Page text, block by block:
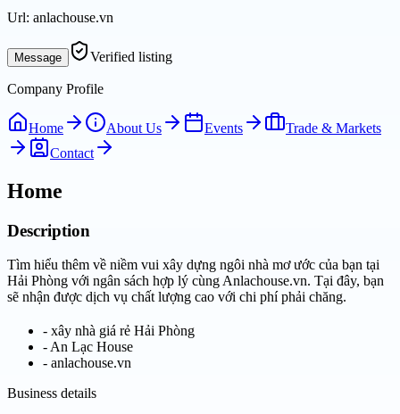
Url: anlachouse.vn
Message Verified listing
Company Profile
Home About Us Events
Trade & Markets
Contact
Home
Description
Tìm hiểu thêm về niềm vui xây dựng ngôi nhà mơ ước của bạn tại
Hải Phòng với ngân sách hợp lý cùng Anlachouse.vn. Tại đây, bạn
sẽ nhận được dịch vụ chất lượng cao với chi phí phải chăng.
- xây nhà giá rẻ Hải Phòng
- An Lạc House
- anlachouse.vn
Business details